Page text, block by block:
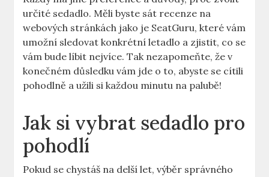
určité sedadlo. Měli byste ‌sát recenze na
webových‌ stránkách jako je ⁢SeatGuru, které vám
umožní sledovat konkrétní letadlo a zjistit, co se
vám bude ⁢líbit nejvíce. Tak nezapomeňte, ⁣že⁤ v
konečném ‍důsledku ⁤vám jde o to, abyste ‍se cítili
pohodlně a‌ užili si každou‌ minutu ‍na palubě!
Jak si vybrat sedadlo pro
pohodlí
Pokud ​se chystáš na delší let, výběr správného ​